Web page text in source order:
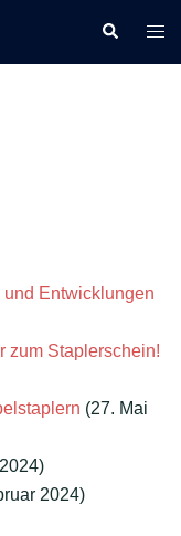
Suche
Entwicklungen
zum Staplerschein!
(27. Mai
2024)